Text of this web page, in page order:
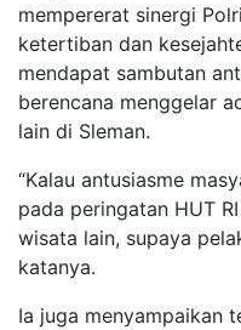
mempererat sinergi
ketertiban dan
mendapat sambutan
berencana menggelar
lain di Sleman.
“Kalau antusiasme
pada peringatan HUT
wisata lain, supaya
katanya.
Ia juga menyampaikan